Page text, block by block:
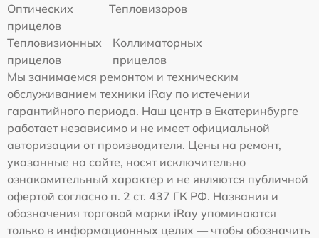
Оптических
прицелов
Тепловизоров
Тепловизионных
прицелов
Коллиматорных
прицелов
Мы занимаемся ремонтом и техническим
обслуживанием техники iRay по истечении
гарантийного периода. Наш центр в Екатеринбурге
работает независимо и не имеет официальной
авторизации от производителя. Цены на ремонт,
указанные на сайте, носят исключительно
ознакомительный характер и не являются публичной
офертой согласно п. 2 ст. 437 ГК РФ. Названия и
обозначения торговой марки iRay упоминаются
только в информационных целях — чтобы обозначить